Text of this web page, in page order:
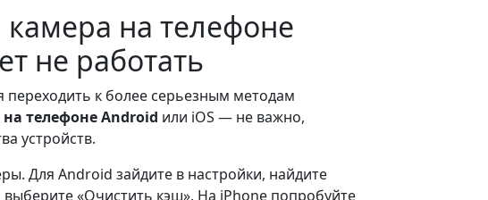
камера на телефоне
не работать
к более серьезным методам
телефоне Android или iOS — не важно,
устройств.
Для Android зайдите в настройки, найдите
«Очистить кэш». На iPhone попробуйте